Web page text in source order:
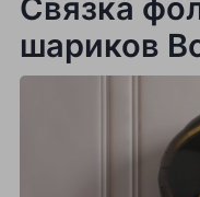
Связка
шариков